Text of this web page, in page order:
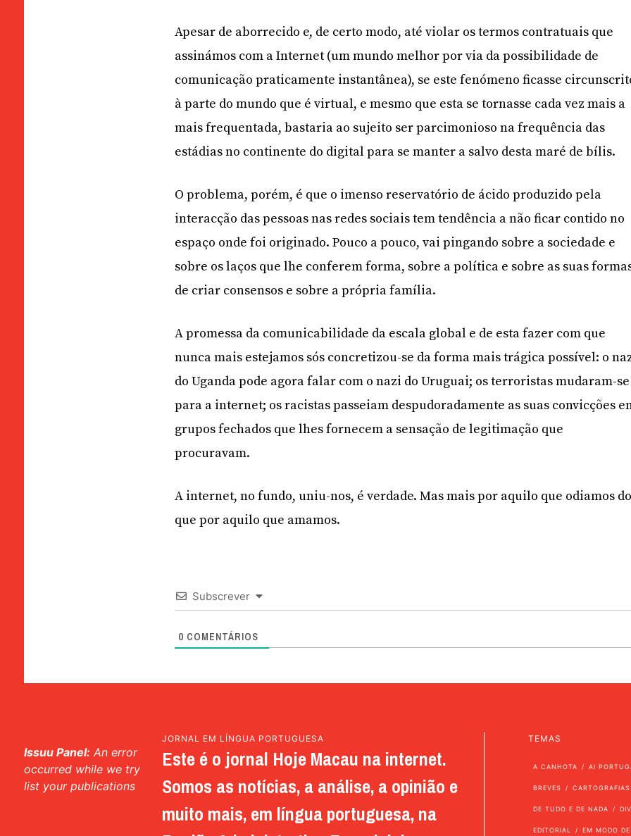
Apesar de aborrecido e, de certo modo, até violar os termos contratuais que
assinámos com a Internet (um mundo melhor por via da possibilidade de
comunicação praticamente instantânea), se este fenómeno ficasse
à parte do mundo que é virtual, e mesmo que esta se tornasse cada vez mais a
mais frequentada, bastaria ao sujeito ser parcimonioso na frequência das
estádias no continente do digital para se manter a salvo desta maré de bílis.
O problema, porém, é que o imenso reservatório de ácido produzido pela
interacção das pessoas nas redes sociais tem tendência a não ficar contido no
espaço onde foi originado. Pouco a pouco, vai pingando sobre a sociedade e
sobre os laços que lhe conferem forma, sobre a política e sobre as suas
de criar consensos e sobre a própria família.
A promessa da comunicabilidade da escala global e de esta fazer com que
nunca mais estejamos sós concretizou-se da forma mais trágica possível: o
do Uganda pode agora falar com o nazi do Uruguai; os terroristas mudaram-se
para a internet; os racistas passeiam despudoradamente as suas convicções
grupos fechados que lhes fornecem a sensação de legitimação que
procuravam.
A internet, no fundo, uniu-nos, é verdade. Mas mais por aquilo que odiamos
que por aquilo que amamos.
Subscrever
0 COMENTÁRIOS
Issuu Panel: An error
occurred while we try
list your publications
JORNAL EM LÍNGUA PORTUGUESA
Este é o jornal Hoje Macau na internet.
Somos as notícias, a análise, a opinião e
muito mais, em língua portuguesa, na
TEMAS
A CANHOTA AI
BREVES CARTOGRAFIAS
DE TUDO E DE NADA
EDITORIAL EM MODO